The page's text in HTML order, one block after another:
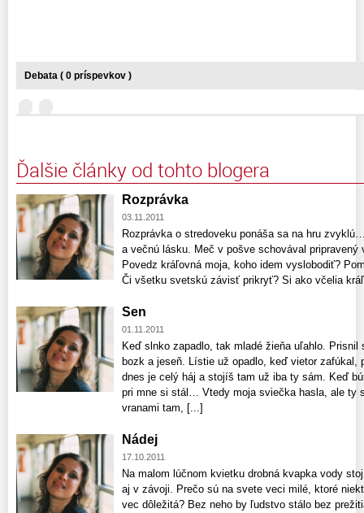
Debata ( 0 príspevkov )
Ďalšie články od tohto blogera
Rozprávka
03.11.2011
Rozprávka o stredoveku ponáša sa na hru
a večnú lásku. Meč v pošve schovával
Povedz kráľovná moja, koho idem vyslobodiť?
Či všetku svetskú závisť prikryť? Si ako včelia
Sen
01.11.2011
Keď slnko zapadlo, tak mladé žieňa uľahlo.
bozk a jeseň. Lístie už opadlo, keď vietor zafúkal,
dnes je celý háj a stojíš tam už iba ty sám. Keď
pri mne si stál… Vtedy moja sviečka hasla, ale ty
vranami tam, [...]
Nádej
17.10.2011
Na malom lúčnom kvietku drobná kvapka vody
aj v závoji. Prečo sú na svete veci milé, ktoré
vec dôležitá? Bez neho by ľudstvo stálo bez